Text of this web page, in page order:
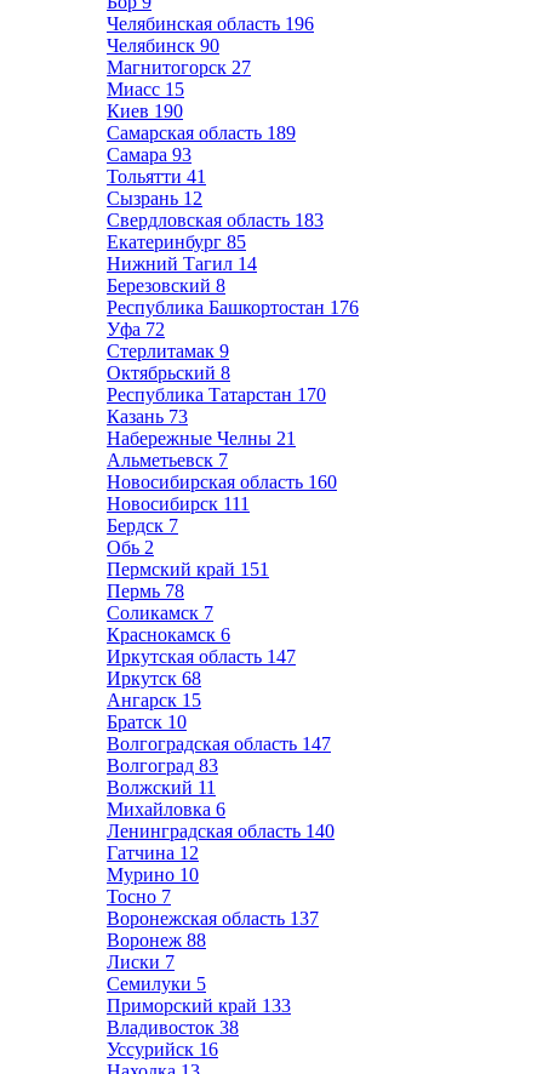
Челябинская область 196
Челябинск 90
Магнитогорск 27
Миасс 15
Киев 190
Самарская область 189
Самара 93
Тольятти 41
Сызрань 12
Свердловская область 183
Екатеринбург 85
Нижний Тагил 14
Березовский 8
Республика Башкортостан 176
Уфа 72
Стерлитамак 9
Октябрьский 8
Республика Татарстан 170
Казань 73
Набережные Челны 21
Альметьевск 7
Новосибирская область 160
Новосибирск 111
Бердск 7
Обь 2
Пермский край 151
Пермь 78
Соликамск 7
Краснокамск 6
Иркутская область 147
Иркутск 68
Ангарск 15
Братск 10
Волгоградская область 147
Волгоград 83
Волжский 11
Михайловка 6
Ленинградская область 140
Гатчина 12
Мурино 10
Тосно 7
Воронежская область 137
Воронеж 88
Лиски 7
Семилуки 5
Приморский край 133
Владивосток 38
Уссурийск 16